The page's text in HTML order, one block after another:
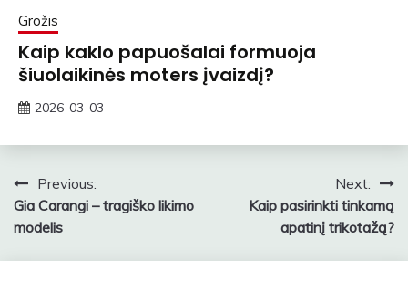
Grožis
Kaip kaklo papuošalai formuoja
šiuolaikinės moters įvaizdį?
2026-03-03
Navigacija
tarp
įrašų
Previous:
Gia Carangi – tragiško likimo
modelis
Next:
Kaip pasirinkti tinkamą
apatinį trikotažą?